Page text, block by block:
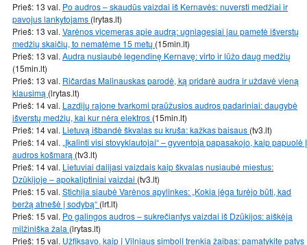
Prieš: 13 val. Po audros – skaudūs vaizdai iš Kernavės: nuversti medžiai ir
pavojus lankytojams (lrytas.lt)
Prieš: 13 val. Varėnos vicemeras apie audrą: ugniagesiai jau pametė išverstų
medžių skaičių, to nematėme 15 metų (15min.lt)
Prieš: 13 val. Audra nusiaubė legendinę Kernavę: virto ir lūžo daug medžių
(15min.lt)
Prieš: 13 val. Ričardas Malinauskas parodė, ką pridarė audra ir uždavė vieną
klausimą (lrytas.lt)
Prieš: 14 val. Lazdijų rajone tvarkomi praūžusios audros padariniai: daugybė
išverstų medžių, kai kur nėra elektros (15min.lt)
Prieš: 14 val. Lietuvą išbandė škvalas su kruša: kažkas baisaus (tv3.lt)
Prieš: 14 val. „Įkalinti visi stovyklautojai“ – gyventoja papasakojo, kaip papuolė į
audros košmarą (tv3.lt)
Prieš: 14 val. Lietuviai dalijasi vaizdais kaip škvalas nusiaubė miestus:
Dzūkijoje – apokaliptiniai vaizdai (tv3.lt)
Prieš: 15 val. Stichija siaubė Varėnos apylinkes: „Kokia jėga turėjo būti, kad
beržą atnešė į sodybą“ (lrt.lt)
Prieš: 15 val. Po galingos audros – sukrečiantys vaizdai iš Dzūkijos: aiškėja
milžiniška žala (lrytas.lt)
Prieš: 15 val. Užfiksavo, kaip į Vilniaus simbolį trenkia žaibas: pamatykite patys